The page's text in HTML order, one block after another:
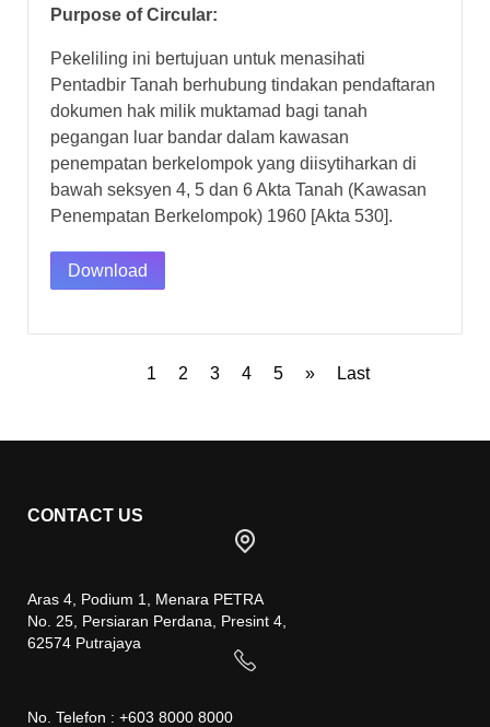
Purpose of Circular:
Pekeliling ini bertujuan untuk menasihati
Pentadbir Tanah berhubung tindakan pendaftaran
dokumen hak milik muktamad bagi tanah
pegangan luar bandar dalam kawasan
penempatan berkelompok yang diisytiharkan di
bawah seksyen 4, 5 dan 6 Akta Tanah (Kawasan
Penempatan Berkelompok) 1960 [Akta 530].
Download
1 2 3 4 5 » Last
CONTACT US
Aras 4, Podium 1, Menara PETRA
No. 25, Persiaran Perdana, Presint 4,
62574 Putrajaya
No. Telefon : +603 8000 8000